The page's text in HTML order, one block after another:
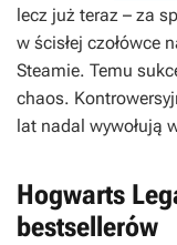
lecz już teraz – za
w ścisłej czołówce
Steamie. Temu
chaos.
lat nadal wywołują
Hogwarts
bestsellerów